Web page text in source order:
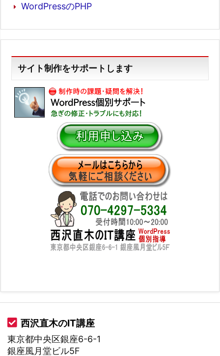
WordPressのPHP
サイト制作をサポートします
西沢直木のIT講座
東京都中央区銀座6-6-1
銀座風月堂ビル5F